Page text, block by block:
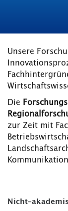
Unsere
Die
zur Zeit mit
Nicht-